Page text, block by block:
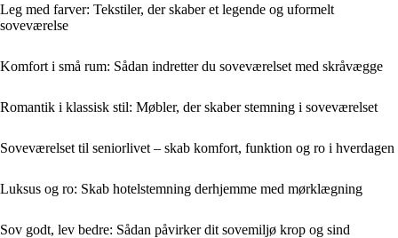
Leg med farver: Tekstiler, der skaber et legende og uformelt
soveværelse
Komfort i små rum: Sådan indretter du soveværelset med skråvægge
Romantik i klassisk stil: Møbler, der skaber stemning i soveværelset
Soveværelset til seniorlivet – skab komfort, funktion og ro i hverdagen
Luksus og ro: Skab hotelstemning derhjemme med mørklægning
Sov godt, lev bedre: Sådan påvirker dit sovemiljø krop og sind